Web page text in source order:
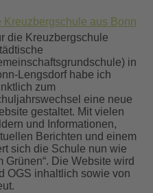
aus Bonn
die Kreuzbergschule
in
Lengsdorf habe ich
zum
eine neue
gestaltet. Mit vielen
und Informationen,
Berichten und einem
sich die Schule nun wie
Grünen“. Die Website wird
OGS inhaltlich sowie von